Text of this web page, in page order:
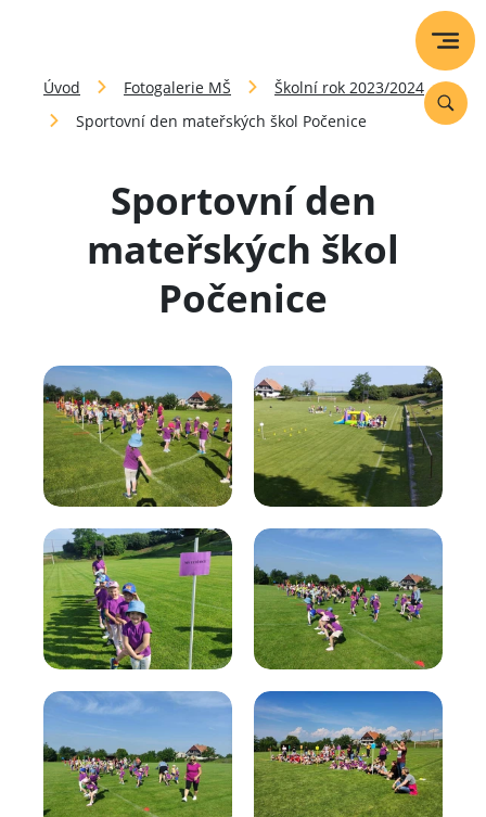
Úvod Fotogalerie MŠ
Školní rok 2023/2024
Sportovní den mateřských škol Počenice
Sportovní den
mateřských škol
Počenice